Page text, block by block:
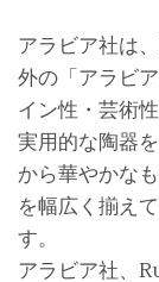
アラビア社は
外の「アラビ
イン性・芸術
実用的な陶器
から華やかな
を幅広く揃え
す。
アラビア社、